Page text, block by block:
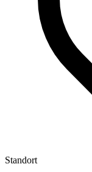
Standort